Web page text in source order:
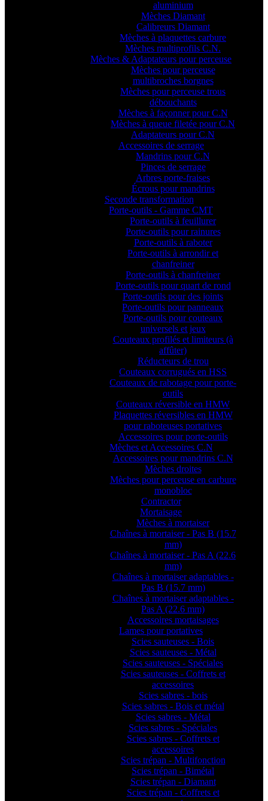
aluminium
Mèches Diamant
Calibreurs Diamant
Mèches à plaquettes carbure
Mèches multiprofils C.N.
Mèches & Adaptateurs pour perceuse
Mèches pour perceuse
multibroches borgnes
Mèches pour perceuse trous
débouchants
Mèches à façonner pour C.N
Mèches à queue filetée pour C.N
Adaptateurs pour C.N
Accessoires de serrage
Mandrins pour C.N
Pinces de serrage
Arbres porte-fraises
Écrous pour mandrins
Seconde transformation
Porte-outils - Gamme CMT
Porte-outils à feuillurer
Porte-outils pour rainures
Porte-outils à raboter
Porte-outils à arrondir et
chanfreiner
Porte-outils à chanfreiner
Porte-outils pour quart de rond
Porte-outils pour des joints
Porte-outils pour panneaux
Porte-outils pour couteaux
universels et jeux
Couteaux profilés et limiteurs (à
affûter)
Réducteurs de trou
Couteaux corrugués en HSS
Couteaux de rabotage pour porte-
outils
Couteaux réversible en HMW
Plaquettes réversibles en HMW
pour raboteuses portatives
Accessoires pour porte-outils
Mèches et Accessoires C.N
Accessoires pour mandrins C.N
Mèches droites
Mèches pour perceuse en carbure
monobloc
Contractor
Mortaisage
Mèches à mortaiser
Chaînes à mortaiser - Pas B (15.7
mm)
Chaînes à mortaiser - Pas A (22.6
mm)
Chaînes à mortaiser adaptables -
Pas B (15.7 mm)
Chaînes à mortaiser adaptables -
Pas A (22.6 mm)
Accessoires mortaisages
Lames pour portatives
Scies sauteuses - Bois
Scies sauteuses - Métal
Scies sauteuses - Spéciales
Scies sauteuses - Coffrets et
accessoires
Scies sabres - bois
Scies sabres - Bois et métal
Scies sabres - Métal
Scies sabres - Spéciales
Scies sabres - Coffrets et
accessoires
Scies trépan - Multifonction
Scies trépan - Bimétal
Scies trépan - Diamant
Scies trépan - Coffrets et